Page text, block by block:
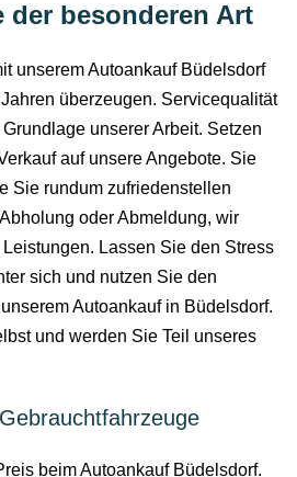
der besonderen Art
unserem Autoankauf Büdelsdorf
überzeugen. Servicequalität
unserer Arbeit. Setzen
auf unsere Angebote. Sie
Sie rundum zufriedenstellen
oder Abmeldung, wir
Lassen Sie den Stress
sich und nutzen Sie den
Autoankauf in Büdelsdorf.
und werden Sie Teil unseres
beim Autoankauf Büdelsdorf.